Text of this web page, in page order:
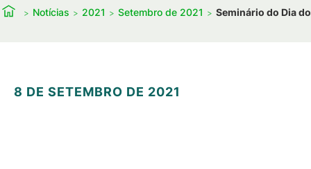
Notícias 2021 Setembro de 2021 Seminário do Dia
8 DE SETEMBRO DE 2021